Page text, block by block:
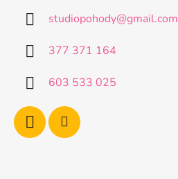
studiopohody@gmail.com
377 371 164
603 533 025